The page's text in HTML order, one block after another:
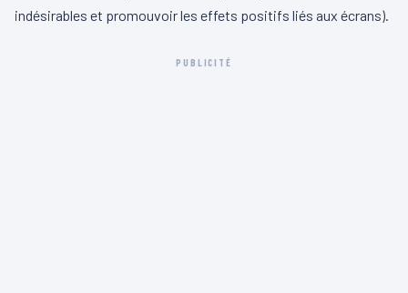
indésirables et promouvoir les effets positifs liés aux écrans).
PUBLICITÉ